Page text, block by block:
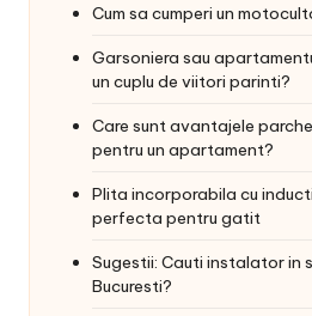
Cum sa cumperi un
Garsoniera sau
un cuplu de viitori parinti?
Care sunt avantajele
pentru un apartament?
Plita incorporabila cu
perfecta pentru gatit
Sugestii: Cauti instalator in
Bucuresti?